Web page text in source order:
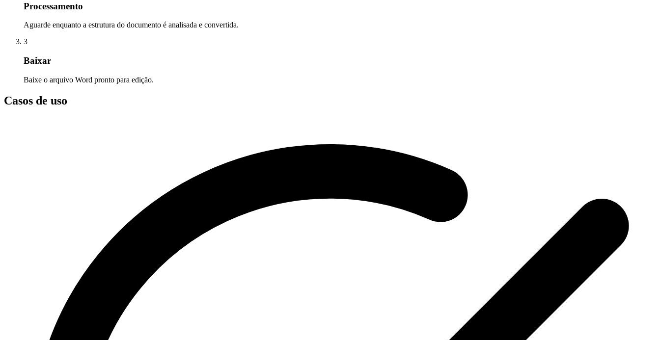
Processamento
Aguarde enquanto a estrutura do documento é analisada e convertida.
3
Baixar
Baixe o arquivo Word pronto para edição.
Casos de uso